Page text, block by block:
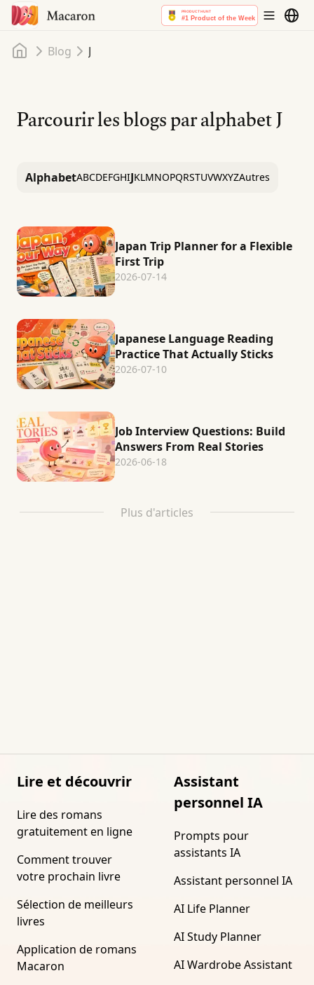
Accueil
Blog J
Parcourir les blogs par alphabetJ
AlphabetABCDEFGHIJKLMNOPQRSTUVWXYZAutres
Japan Trip Planner for a Flexible
First Trip
2026-07-14
Japanese Language Reading
Practice That Actually Sticks
2026-07-10
Job Interview Questions: Build
Answers From Real Stories
2026-06-18
Plus d'articles
Lire et découvrir
Lire des romans
gratuitement en ligne
Comment trouver
votre prochain livre
Sélection de meilleurs
livres
Application de romans
Macaron
Assistant
personnel IA
Prompts pour
assistants IA
Assistant personnel IA
AI Life Planner
AI Study Planner
AI Wardrobe Assistant